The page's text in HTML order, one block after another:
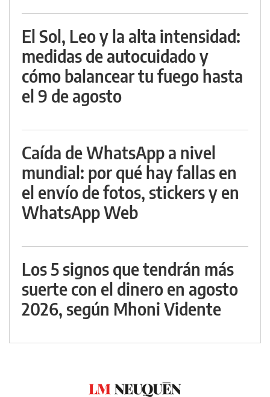
El Sol, Leo y la alta intensidad:
medidas de autocuidado y
cómo balancear tu fuego hasta
el 9 de agosto
Caída de WhatsApp a nivel
mundial: por qué hay fallas en
el envío de fotos, stickers y en
WhatsApp Web
Los 5 signos que tendrán más
suerte con el dinero en agosto
2026, según Mhoni Vidente